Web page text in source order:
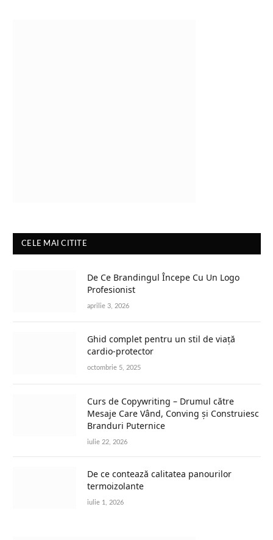
CELE MAI CITITE
De Ce Brandingul Începe Cu Un Logo
Profesionist
aprilie 3, 2026
Ghid complet pentru un stil de viață
cardio-protector
octombrie 5, 2025
Curs de Copywriting – Drumul către
Mesaje Care Vând, Conving și Construiesc
Branduri Puternice
iulie 22, 2026
De ce contează calitatea panourilor
termoizolante
iulie 1, 2026